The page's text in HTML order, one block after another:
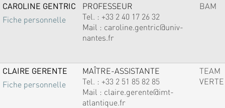
CAROLINE GENTRIC
Fiche personnelle
PROFESSEUR
Tel. : +33 2 40 17 26 32
Mail : caroline.gentric@univ-
nantes.fr
BAM
CLAIRE GERENTE
Fiche personnelle
MAÎTRE-ASSISTANTE
Tel. : +33 2 51 85 82 85
Mail : claire.gerente@imt-
atlantique.fr
TEAM
VERTE